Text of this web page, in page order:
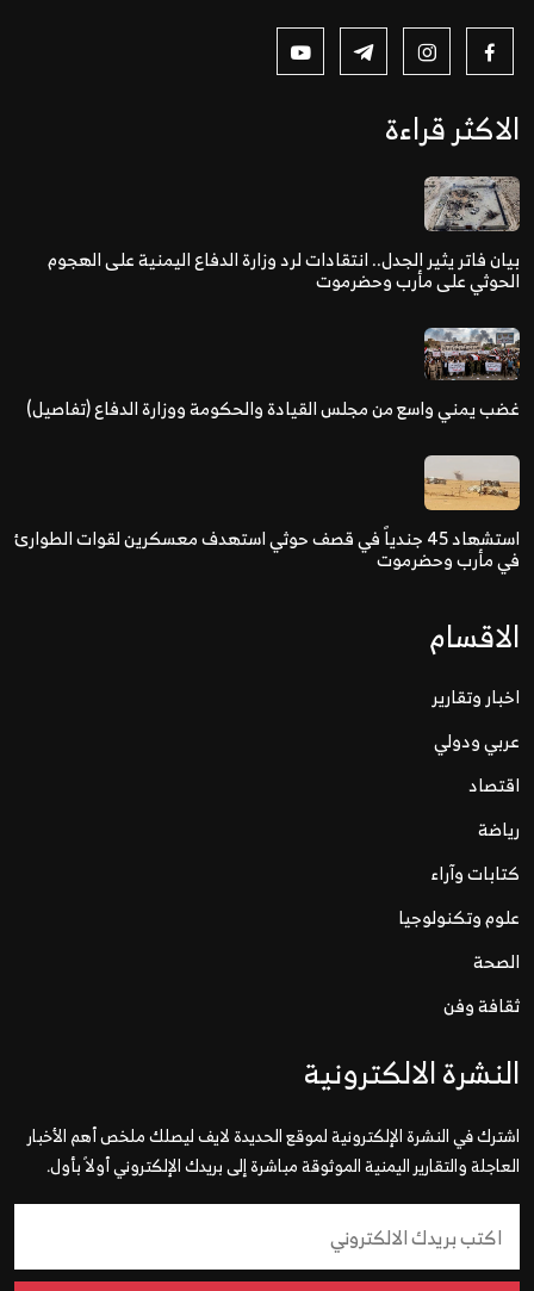
الاكثر قراءة
بيان فاتر يثير الجدل.. انتقادات لرد وزارة الدفاع اليمنية على الهجوم
الحوثي على مأرب وحضرموت
غضب يمني واسع من مجلس القيادة والحكومة ووزارة الدفاع (تفاصيل)
استشهاد 45 جندياً في قصف حوثي استهدف معسكرين لقوات الطوارئ
في مأرب وحضرموت
الاقسام
اخبار وتقارير
عربي ودولي
اقتصاد
رياضة
كتابات وآراء
علوم وتكنولوجيا
الصحة
ثقافة وفن
النشرة الالكترونية
اشترك في النشرة الإلكترونية لموقع الحديدة لايف ليصلك ملخص أهم الأخبار
العاجلة والتقارير اليمنية الموثوقة مباشرة إلى بريدك الإلكتروني أولاً بأول.